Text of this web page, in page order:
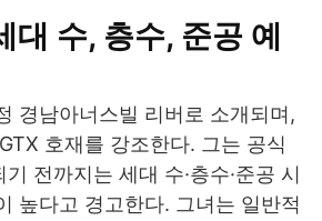
대 수, 층수, 준공 예
경남아너스빌 리버로 소개되며,
호재를 강조한다. 그는 공식
전까지는 세대 수·층수·준공 시
높다고 경고한다. 그녀는 일반적